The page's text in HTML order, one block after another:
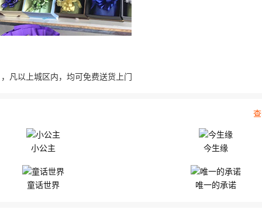
花由9枝白玫瑰，搭配勿...
配顶...
，凡以上城区内，均可免费送货上门
小公主 今生缘
童话世界 唯一的承诺